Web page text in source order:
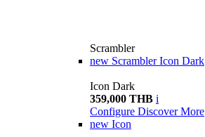
Scrambler
new Scrambler Icon Dark
Icon Dark
359,000 THB i
Configure Discover More
new Icon